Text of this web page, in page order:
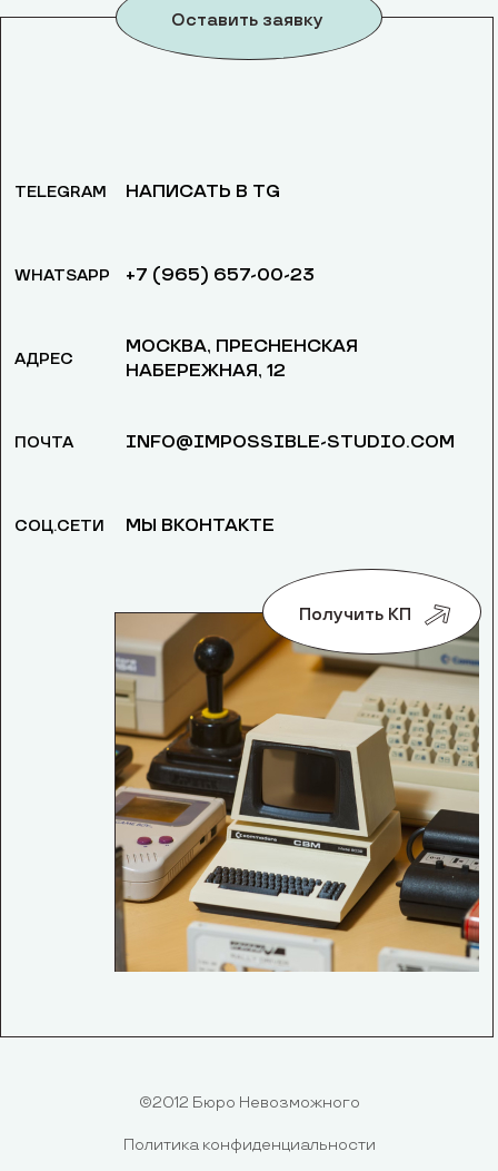
Оставить заявку
TELEGRAM
WHATSAPP
АДРЕС
ПОЧТА
СОЦ.СЕТИ
НАПИСАТЬ В TG
+7 (965) 657-00-23
МОСКВА, ​ПРЕСНЕНСКАЯ
НАБЕРЕЖНАЯ, 12
INFO@IMPOSSIBLE-STUDIO.COM
МЫ ВКОНТАКТЕ
Получить КП
©2012 Бюро Невозможного
Политика конфиденциальности